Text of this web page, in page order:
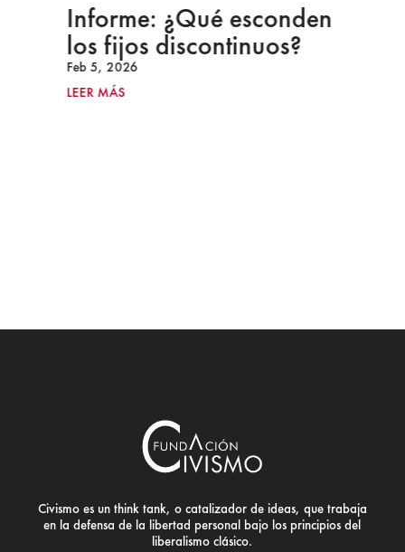
Informe: ¿Qué esconden
los fijos discontinuos?
Feb 5, 2026
LEER MÁS
Civismo es un think tank, o catalizador de ideas, que trabaja
en la defensa de la libertad personal bajo los principios del
liberalismo clásico.